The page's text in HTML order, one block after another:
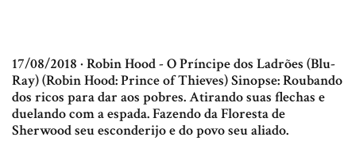
17/08/2018 · Robin Hood - O Príncipe dos Ladrões (Blu-
Ray) (Robin Hood: Prince of Thieves) Sinopse: Roubando
dos ricos para dar aos pobres. Atirando suas flechas e
duelando com a espada. Fazendo da Floresta de
Sherwood seu esconderijo e do povo seu aliado.